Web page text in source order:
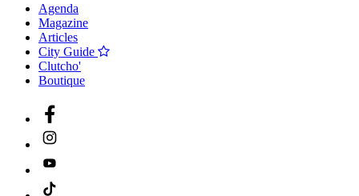
Agenda
Magazine
Articles
City Guide
Clutcho'
Boutique